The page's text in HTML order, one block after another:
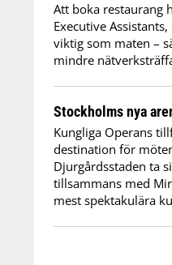
Att boka restaurang
Executive
viktig som maten –
mindre
Stockholms nya
Kungliga Operans
destination för
Djurgårdsstaden ta
tillsammans med
mest spektakulära